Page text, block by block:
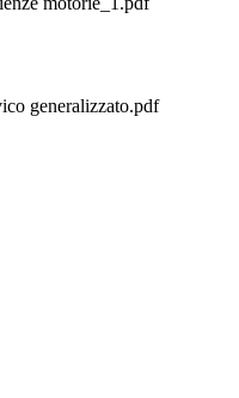
generalizzato.pdf